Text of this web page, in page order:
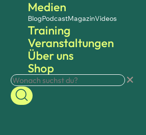
Medien
BlogPodcastMagazinVideos
Training
Veranstaltungen
Über uns
Shop